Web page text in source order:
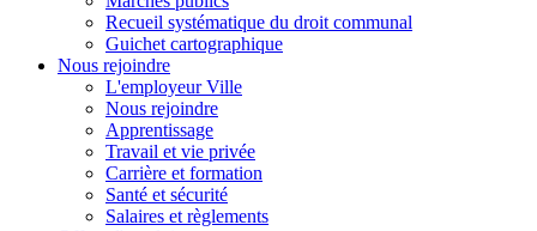
Recueil systématique du droit communal
Guichet cartographique
Nous rejoindre
L'employeur Ville
Nous rejoindre
Apprentissage
Travail et vie privée
Carrière et formation
Santé et sécurité
Salaires et règlements